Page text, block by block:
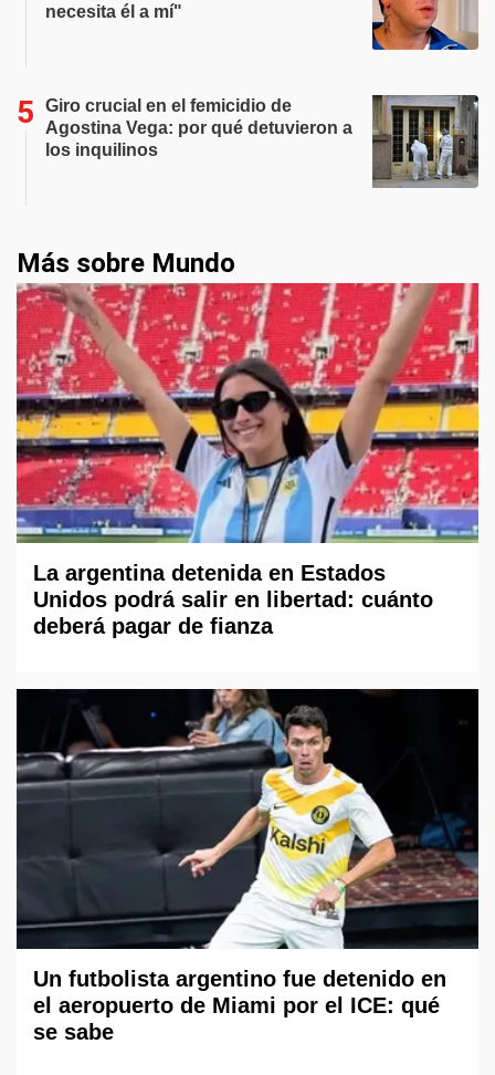
necesita él a mí"
Giro crucial en el femicidio de
Agostina Vega: por qué detuvieron a
los inquilinos
Más sobre Mundo
La argentina detenida en Estados
Unidos podrá salir en libertad: cuánto
deberá pagar de fianza
Un futbolista argentino fue detenido en
el aeropuerto de Miami por el ICE: qué
se sabe